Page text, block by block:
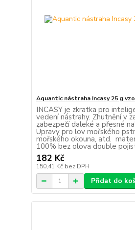
Aquantic nástraha Incasy 25 g
INCASY je zkratka pro
vedení nástrahy. Zhutnění v
zabezpečí daleké a přesné
Úpravy pro lov mořského
mořského okouna, atd.
100% bez olova double
182 Kč
150,41 Kč bez DPH
Přidat do